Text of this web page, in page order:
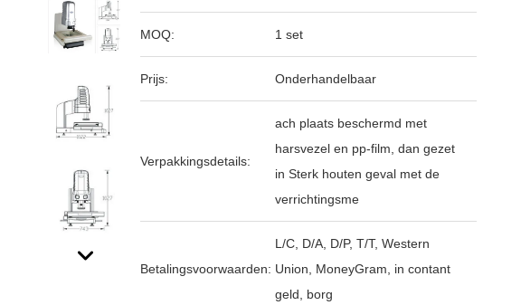
MOQ: 1 set
Prijs: Onderhandelbaar
Verpakkingsdetails:
ach plaats beschermd met
harsvezel en pp-film, dan gezet
in Sterk houten geval met de
verrichtingsme
Betalingsvoorwaarden:
L/C, D/A, D/P, T/T, Western
Union, MoneyGram, in contant
geld, borg